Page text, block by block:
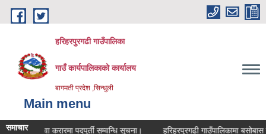
Skip to main content
हरिहरपुरगढी गाउँपालिका
गाउँ कार्यपालिकाको कार्यालय
बागमती प्रदेश ,सिन्धुली
Main menu
समाचार सेवा करारमा पदपुर्ती सम्वन्धि सूचना। हरिहरपुरगढी गाउँपालिकामा